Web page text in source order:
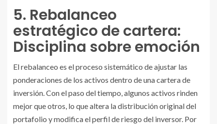
5. Rebalanceo
estratégico de cartera:
Disciplina sobre emoción
El rebalanceo es el proceso sistemático de ajustar las
ponderaciones de los activos dentro de una cartera de
inversión. Con el paso del tiempo, algunos activos rinden
mejor que otros, lo que altera la distribución original del
portafolio y modifica el perfil de riesgo del inversor. Por